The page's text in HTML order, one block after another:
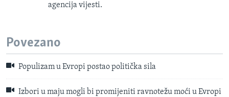
agencija vijesti.
Povezano
Populizam u Evropi postao politička sila
Izbori u maju mogli bi promijeniti ravnotežu moći u Evropi